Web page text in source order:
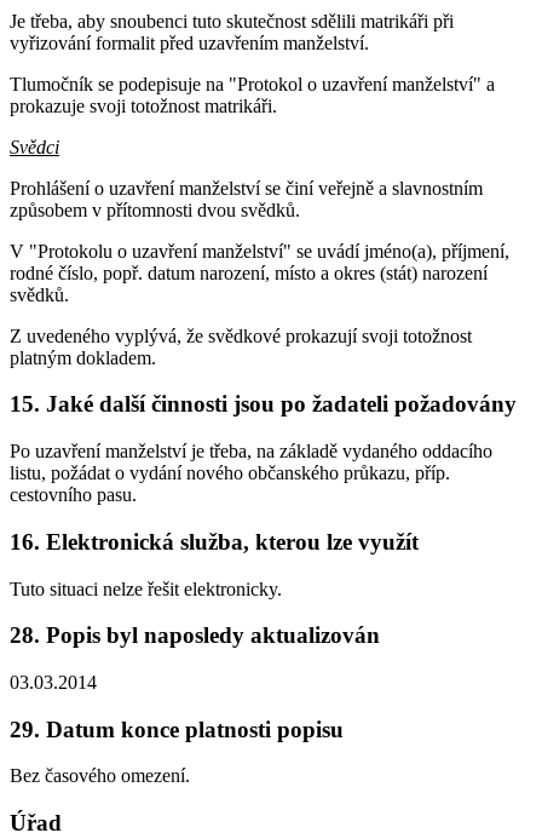
Je třeba, aby snoubenci tuto skutečnost sdělili matrikáři při
vyřizování formalit před uzavřením manželství.
Tlumočník se podepisuje na "Protokol o uzavření manželství" a
prokazuje svoji totožnost matrikáři.
Svědci
Prohlášení o uzavření manželství se činí veřejně a slavnostním
způsobem v přítomnosti dvou svědků.
V "Protokolu o uzavření manželství" se uvádí jméno(a), příjmení,
rodné číslo, popř. datum narození, místo a okres (stát) narození
svědků.
Z uvedeného vyplývá, že svědkové prokazují svoji totožnost
platným dokladem.
15. Jaké další činnosti jsou po žadateli požadovány
Po uzavření manželství je třeba, na základě vydaného oddacího
listu, požádat o vydání nového občanského průkazu, příp.
cestovního pasu.
16. Elektronická služba, kterou lze využít
Tuto situaci nelze řešit elektronicky.
28. Popis byl naposledy aktualizován
03.03.2014
29. Datum konce platnosti popisu
Bez časového omezení.
Úřad